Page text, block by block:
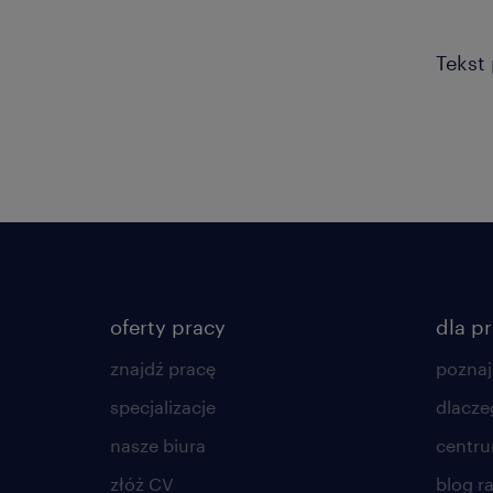
Tekst
oferty pracy
znajdź pracę
specjalizacje
nasze biura
złóż CV
dla
blog